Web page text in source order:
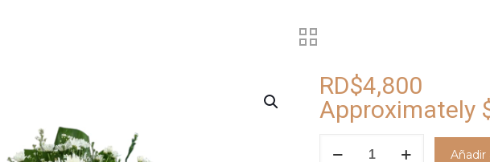
RD$4,800
Approximately
Añadir